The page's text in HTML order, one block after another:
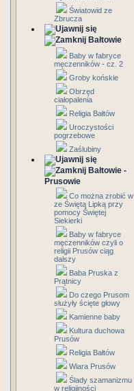
Światowid ze
Zbrucza
Bałtowie
Baby w fabryce
męczenników - cz. 2
Groby końskie
Obrzęd
ciałopalenia
Religia Bałtów
Uroczystości
pogrzebowe
Zaślubiny
Bałtowie -
Prusowie
Co można zrobić w
ze Świętą Lipką przy
pomocy Świętej
Siekierki
Baby w fabryce
męczenników czyli o
religii Prusów ciąg
dalszy
Baba Pruska z
Prątnicy
Do czego Prusom
służyły ścięte głowy
Kamienne baby
Kultura duchowa
Prusów
Religia Bałtów
Wiara Prusów
Ślady szamanizmu
w religijności